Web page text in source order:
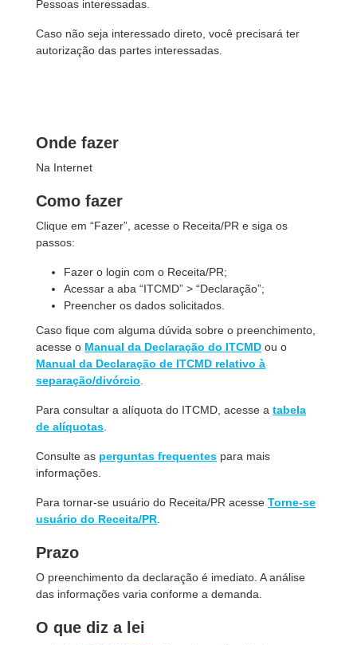
Pessoas interessadas.
Caso não seja interessado direto, você precisará ter
autorização das partes interessadas.
Onde fazer
Na Internet
Como fazer
Clique em “Fazer”, acesse o Receita/PR e siga os
passos:
Fazer o login com o Receita/PR;
Acessar a aba “ITCMD” > “Declaração”;
Preencher os dados solicitados.
Caso fique com alguma dúvida sobre o preenchimento,
acesse o Manual da Declaração do ITCMD ou o
Manual da Declaração de ITCMD relativo à
separação/divórcio
Para consultar a alíquota do ITCMD, acesse a tabela
de alíquotas
Consulte as perguntas frequentes para mais
informações.
Para tornar-se usuário do Receita/PR acesse Torne-se
usuário do Receita/PR
Prazo
O preenchimento da declaração é imediato. A análise
das informações varia conforme a demanda.
O que diz a lei